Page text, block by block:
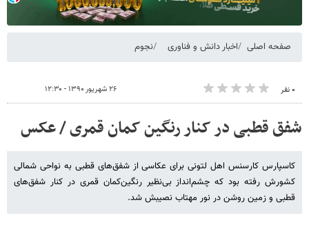
صفحه اصلی اخبار دانش و فناوری نجوم
۰ نفر ۲۶ شهریور ۱۳۹۰ - ۱۲:۳۰
شفق قطبی در کنار رنگین کمان قمری / عکس
کاسپارس کارسنس اهل لتونی برای عکاسی از شفق‌های قطبی به نواحی شمالی
کشورش رفته بود که چشم‌انداز بی‌نظیر رنگین‌کمان قمری در کنار شفق‌های
قطبی و زمین روشن در نور مهتاب نصیبش شد.